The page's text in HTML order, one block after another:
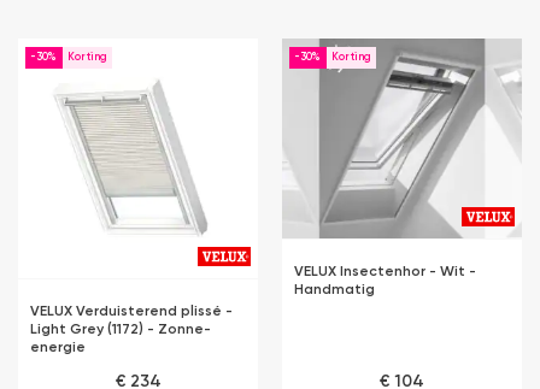
-30%
VELUX Verduisterend plissé -
Light Grey (1172) - Zonne-
energie
€ 234
-30%
VELUX Insectenhor - Wit -
Handmatig
€ 104